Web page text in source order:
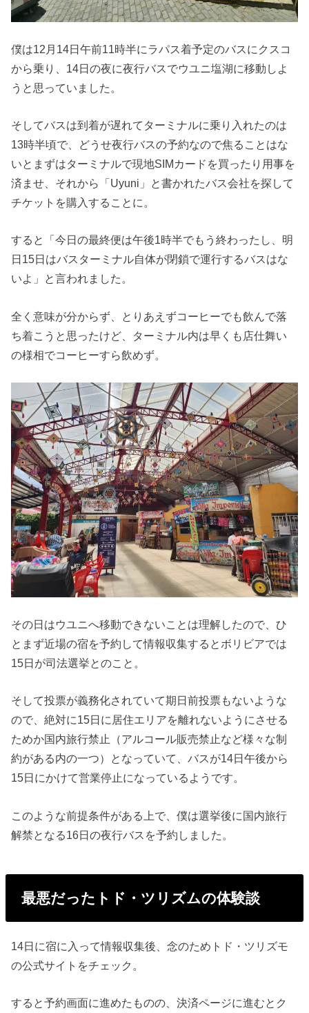
僕は12月14日午前11時半にラパス着予定のバスにクスコ
から乗り、14日の夜に夜行バスでウユニ塩湖に移動しよ
うと思っていました。
そしてバスは到着が遅れてターミナルに乗り入れたのは
13時半頃で、どうせ夜行バスの予約なので焦ることはな
いとまずはターミナルで現地SIMカードを買ったり用事を
済ませ、それから「Uyuni」と書かれたバス会社を探して
チケットを購入することに。
すると「今日の最終便は午後1時半でもう終わったし、明
日15日はバスターミナル自体が閉鎖で運行するバスはな
いよ」と言われました。
全く意味が分からず、とりあえずコーヒーでも飲んで落
ち着こうと思ったけど、ターミナル内は早くも店仕舞い
の様相でコーヒーすら飲めず。
その日はウユニへ移動できないことは理解したので、ひ
とまず近場の宿を予約して情報収集するとボリビアでは
15日が司法選挙とのこと。
そして投票が義務化されていて期日前投票もないような
ので、絶対に15日に居住エリアを離れないようにさせる
ためか国内旅行禁止（アルコール販売禁止など様々な制
約がある内の一つ）となっていて、バスが14日午後から
15日にかけて営業停止になっているようです。
このような前提条件がある上で、僕は選挙後に国内旅行
解禁となる16日の夜行バスを予約しました。
最悪だったトド・ツリズムの体験談
14日に宿に入って情報収集後、念のためトド・ツリズモ
の公式サイトをチェック。
すると予約画面に進めたものの、決済ページに進むとク